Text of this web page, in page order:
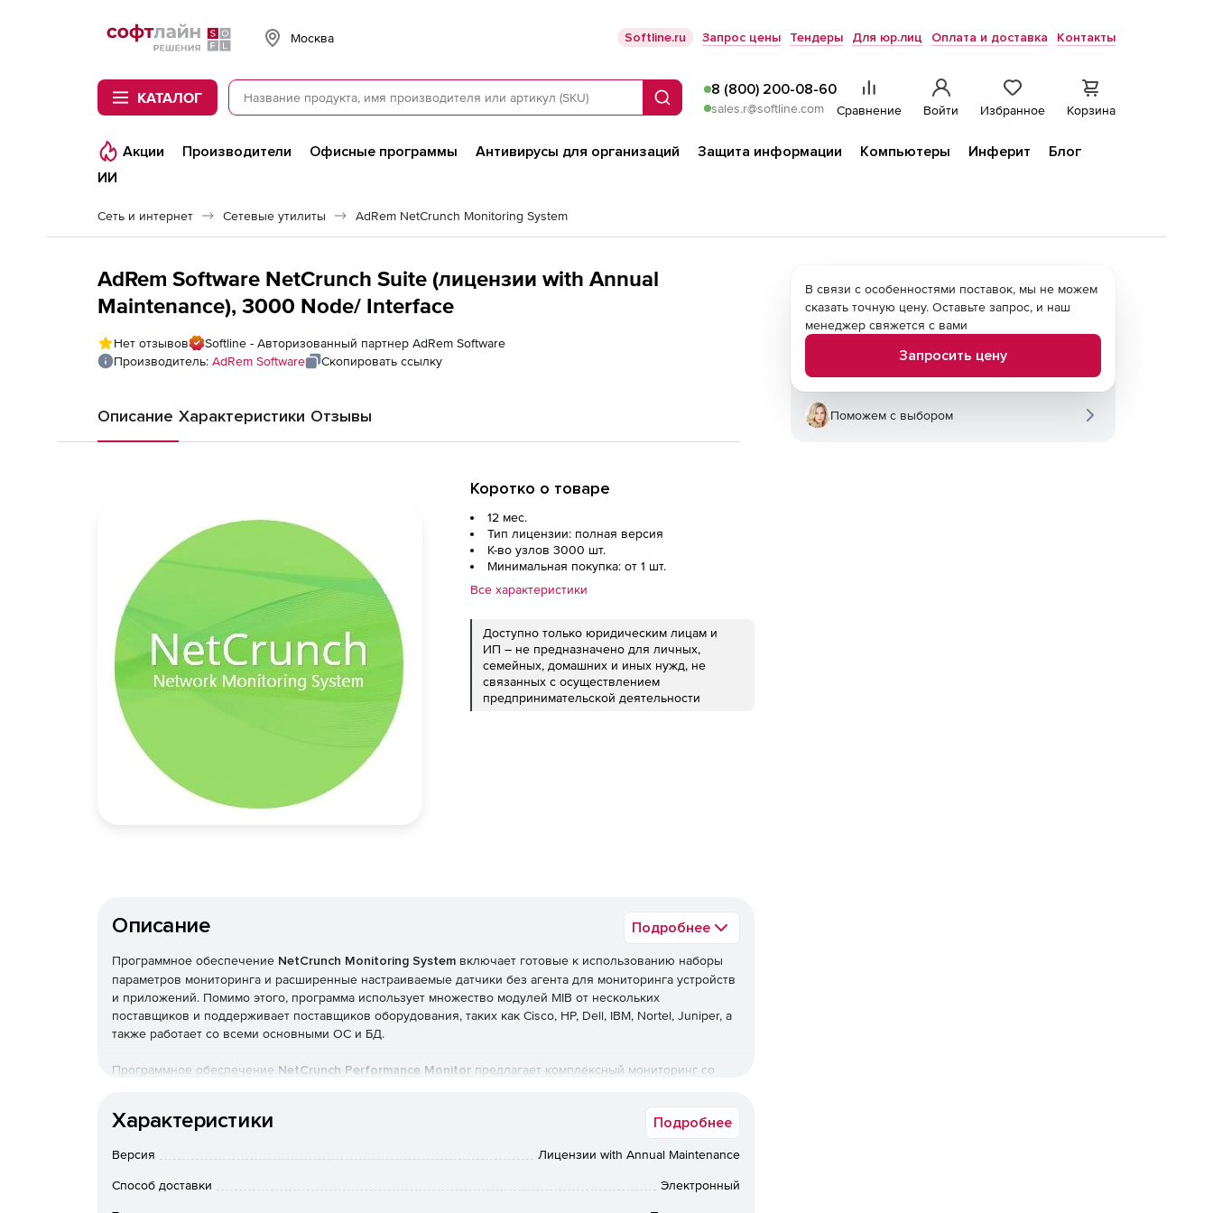
Softline
Москва Softline.ru Запрос цены Тендеры Для юр.лиц Оплата и доставка Контакты
КАТАЛОГ Поиск
8 (800) 200-08-60
sales.r@softline.com Сравнение Войти Избранное Корзина
Акции Производители Офисные программы Антивирусы для организаций Защита информации Компьютеры Инферит
Блог
ИИ
Сеть и интернет Сетевые утилиты AdRem NetCrunch Monitoring System
AdRem Software NetCrunch Suite (лицензии with Annual
Maintenance), 3000 Node/ Interface
Нет отзывов
Softline - Авторизованный партнер AdRem Software
Производитель: AdRem Software Скопировать ссылку
Описание Характеристики Отзывы
Коротко о товаре
12 мес.
Тип лицензии: полная версия
К-во узлов 3000 шт.
Минимальная покупка: от 1 шт.
Все характеристики
Доступно только юридическим лицам и
ИП – не предназначено для личных,
семейных, домашних и иных нужд, не
связанных с осуществлением
предпринимательской деятельности
Описание Подробнее
Программное обеспечение NetCrunch Monitoring System включает готовые к использованию наборы
параметров мониторинга и расширенные настраиваемые датчики без агента для мониторинга устройств
и приложений. Помимо этого, программа использует множество модулей MIB от нескольких
поставщиков и поддерживает поставщиков оборудования, таких как Cisco, HP, Dell, IBM, Nortel, Juniper, а
также работает со всеми основными ОС и БД.
Программное обеспечение NetCrunch Performance Monitor предлагает комплексный мониторинг со
WMI, IPMI, Web, Cloud и многое другое. NetCrunch Performance Monitor включает более 300 элементов
NetCrunch обеспечивает последовательный мониторинг посредством всестороннего (без агента)
Характеристики Подробнее
Версия Лицензии with Annual Maintenance
Способ доставки Электронный
В связи с особенностями поставок, мы не можем
сказать точную цену. Оставьте запрос, и наш
менеджер свяжется с вами
Запросить цену
Поможем с выбором